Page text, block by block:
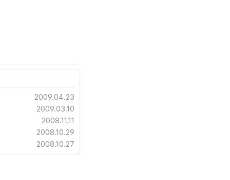
2009.04.23
2009.03.10
2008.11.11
2008.10.29
2008.10.27